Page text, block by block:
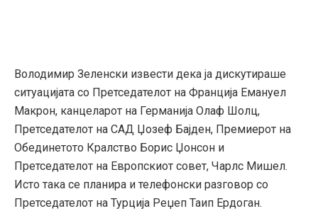
Володимир Зеленски извести дека ја дискутираше
ситуацијата со Претседателот на Франција Емануел
Макрон, канцеларот на Германија Олаф Шолц,
Претседателот на САД Џозеф Бајден, Премиерот на
Обединетото Кралство Борис Џонсон и
Претседателот на Европскиот совет, Чарлс Мишел.
Исто така се планира и телефонски разговор со
Претседателот на Турција Реџеп Таип Ердоган.